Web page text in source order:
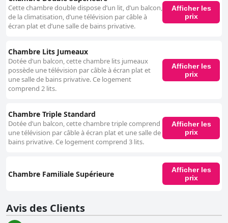
Cette chambre double dispose d’un lit, d’un balcon,
de la climatisation, d’une télévision par câble à
écran plat et d’une salle de bains privative.
Afficher les
prix
Chambre Lits Jumeaux
Dotée d’un balcon, cette chambre lits jumeaux
possède une télévision par câble à écran plat et
une salle de bains privative. Ce logement
comprend 2 lits.
Afficher les
prix
Chambre Triple Standard
Dotée d’un balcon, cette chambre triple comprend
une télévision par câble à écran plat et une salle de
bains privative. Ce logement comprend 3 lits.
Afficher les
prix
Chambre Familiale Supérieure
Afficher les
prix
Avis des Clients